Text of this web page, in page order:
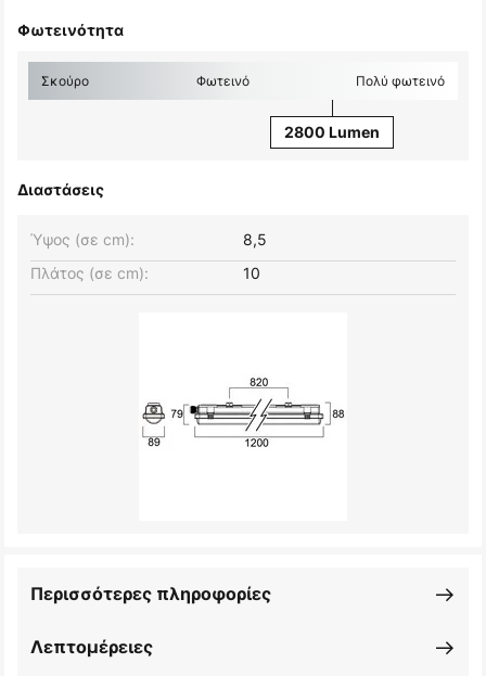
Φωτεινότητα
Σκούρο Φωτεινό Πολύ φωτεινό
2800 Lumen
Διαστάσεις
Πλάτος (σε cm): 10
Ύψος (σε cm): 8,5
Λεπτομέρειες
Περισσότερες πληροφορίες